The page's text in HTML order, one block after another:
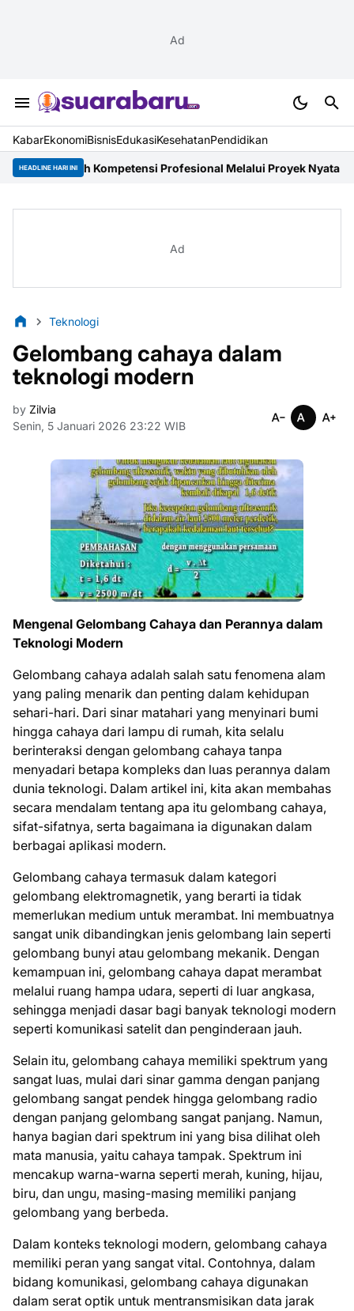
Ad
KabarEkonomiBisnisEdukasiKesehatanPendidikan
HEADLINE HARI INI
Kompetensi Profesional Melalui Proyek Nyata di PT. EDRA
Ad
Teknologi
Gelombang cahaya dalam
teknologi modern
by Zilvia
Senin, 5 Januari 2026 23:22 WIB
Mengenal Gelombang Cahaya dan Perannya dalam
Teknologi Modern
Gelombang cahaya adalah salah satu fenomena alam
yang paling menarik dan penting dalam kehidupan
sehari-hari. Dari sinar matahari yang menyinari bumi
hingga cahaya dari lampu di rumah, kita selalu
berinteraksi dengan gelombang cahaya tanpa
menyadari betapa kompleks dan luas perannya dalam
dunia teknologi. Dalam artikel ini, kita akan membahas
secara mendalam tentang apa itu gelombang cahaya,
sifat-sifatnya, serta bagaimana ia digunakan dalam
berbagai aplikasi modern.
Gelombang cahaya termasuk dalam kategori
gelombang elektromagnetik, yang berarti ia tidak
memerlukan medium untuk merambat. Ini membuatnya
sangat unik dibandingkan jenis gelombang lain seperti
gelombang bunyi atau gelombang mekanik. Dengan
kemampuan ini, gelombang cahaya dapat merambat
melalui ruang hampa udara, seperti di luar angkasa,
sehingga menjadi dasar bagi banyak teknologi modern
seperti komunikasi satelit dan penginderaan jauh.
Selain itu, gelombang cahaya memiliki spektrum yang
sangat luas, mulai dari sinar gamma dengan panjang
gelombang sangat pendek hingga gelombang radio
dengan panjang gelombang sangat panjang. Namun,
hanya bagian dari spektrum ini yang bisa dilihat oleh
mata manusia, yaitu cahaya tampak. Spektrum ini
mencakup warna-warna seperti merah, kuning, hijau,
biru, dan ungu, masing-masing memiliki panjang
gelombang yang berbeda.
Dalam konteks teknologi modern, gelombang cahaya
memiliki peran yang sangat vital. Contohnya, dalam
bidang komunikasi, gelombang cahaya digunakan
dalam serat optik untuk mentransmisikan data jarak